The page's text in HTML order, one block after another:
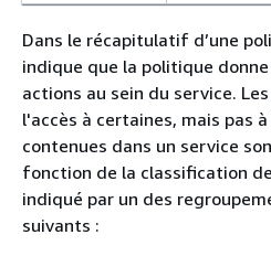
Dans le récapitulatif d’une
indique que la politique
actions au sein du service.
l'accès à certaines, mais pas
contenues dans un service
fonction de la classification
indiqué par un des
suivants :